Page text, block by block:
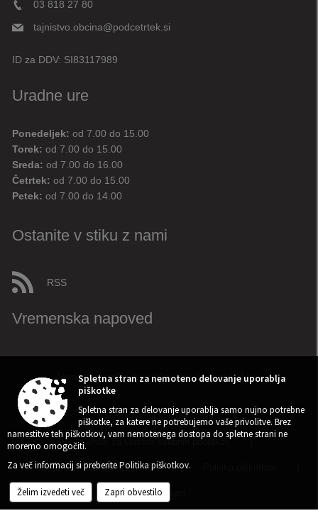
03 818 27 80
tajnistvo.obcina@podcetrtek.si
ID za DDV: SI83117989
Uradne ure
Ponedeljek: od 7.00 do 15.00
Torek: od 7.00 do 15.00
Sreda: od 7.00 do 16.00
Četrtek: od 7.00 do 15.00
Petek: od 7.00 do 14.00
Ostanite v stiku z nami
RSS
Vremenska napoved
Zasnova, izvedba in vzdrževanje: Sigmateh d.o.o.
Splošni pogoji spletne strani |
Center za varstvo osebnih podatkov
Izjava o dostopnosti (ZDSMA) |
Kazalo strani
Spletna stran za nemoteno delovanje uporablja
piškotke
Spletna stran za delovanje uporablja samo nujno potrebne
piškotke, za katere ne potrebujemo vaše privolitve. Brez
namestitve teh piškotkov, vam nemotenega dostopa do spletne strani ne
moremo omogočiti.
Za več informacij si preberitePolitika piškotkov.
Želim izvedeti več Zapri obvestilo